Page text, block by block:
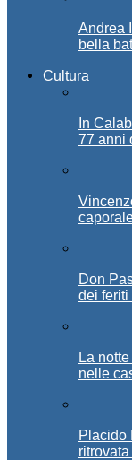
Andrea
bella
Cultura
In
77 anni
Don
dei feriti
La
nelle
Placido